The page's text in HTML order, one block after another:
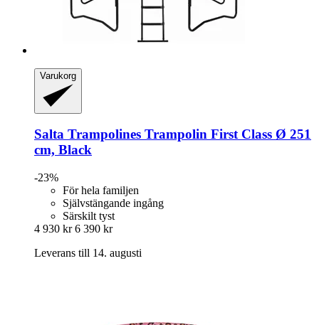
Varukorg
Salta Trampolines Trampolin First Class Ø 251
cm, Black
-23%
För hela familjen
Självstängande ingång
Särskilt tyst
4 930 kr 6 390 kr
Leverans till 14. augusti